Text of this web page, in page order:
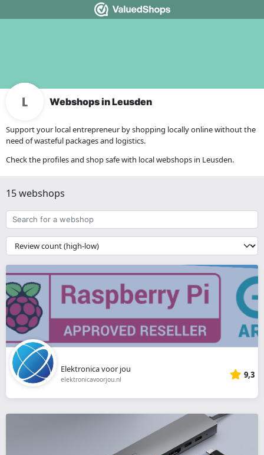
Webshops in Leusden
Support your local entrepreneur by shopping locally online without the
need of wasteful packages and logistics.
Check the profiles and shop safe with local webshops in Leusden.
15 webshops
Search
for
a
webshop
{{
__('Sort')
}}
Elektronica voor jou
elektronicavoorjou.nl 9,3